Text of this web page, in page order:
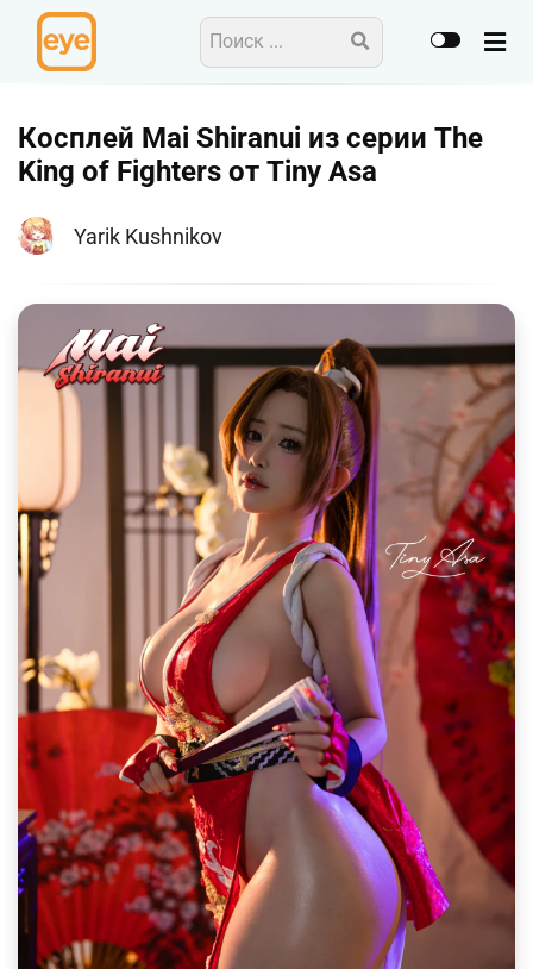
Косплей Mai Shiranui из серии The
King of Fighters от Tiny Asa
Yarik Kushnikov